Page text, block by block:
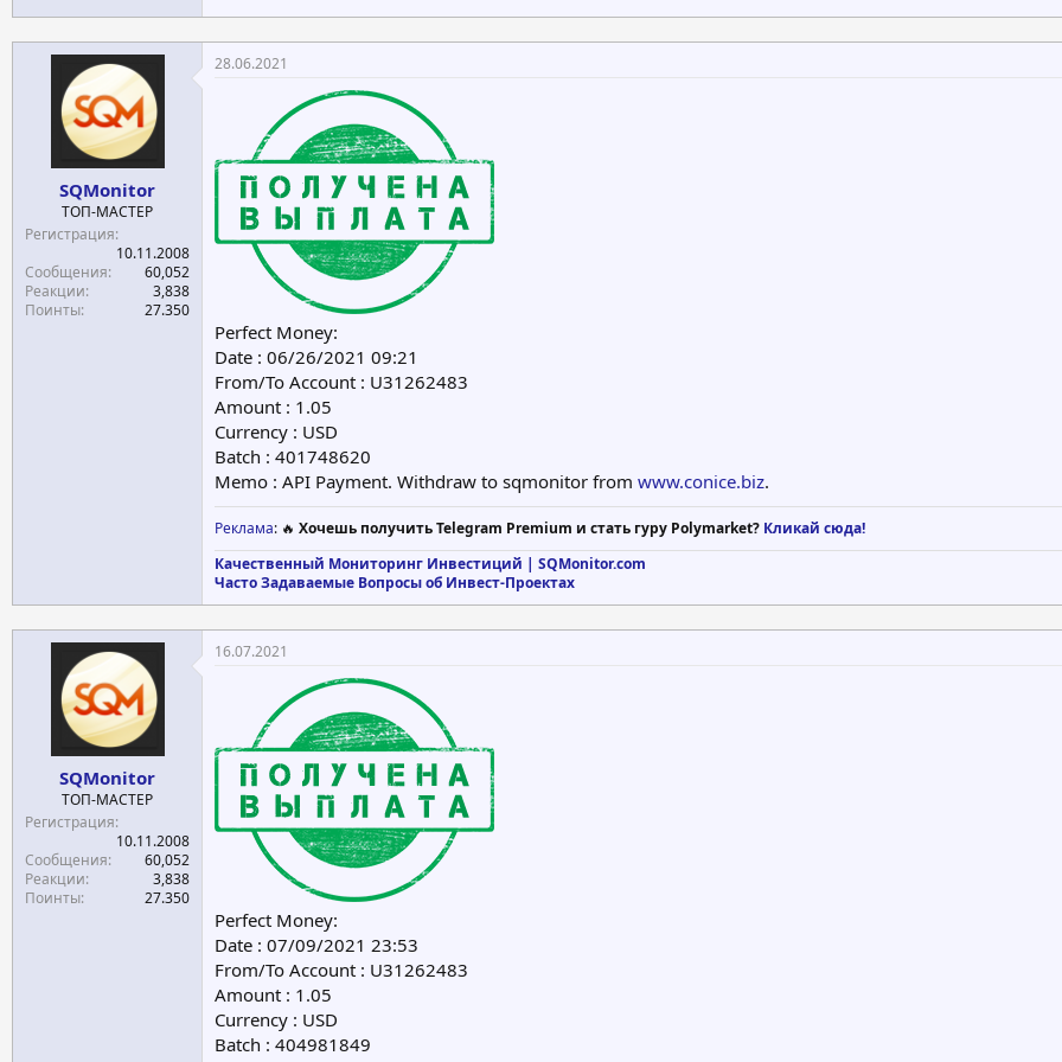
SQMonitor
ТОП-МАСТЕР
Регистрация
10.11.2008
Сообщения
60,052
Реакции
3,838
Поинты
27.350
28.06.2021
Perfect Money:
Date : 06/26/2021 09:21
From/To Account : U31262483
Amount : 1.05
Currency : USD
Batch : 401748620
Memo : API Payment. Withdraw to sqmonitor from www.conice.biz.
Реклама: 🔥 Хочешь получить Telegram Premium и стать гуру Polymarket? Кликай сюда!
Качественный Мониторинг Инвестиций | SQMonitor.com
Часто Задаваемые Вопросы об Инвест-Проектах
SQMonitor
ТОП-МАСТЕР
Регистрация
10.11.2008
Сообщения
60,052
Реакции
3,838
Поинты
27.350
16.07.2021
Perfect Money:
Date : 07/09/2021 23:53
From/To Account : U31262483
Amount : 1.05
Currency : USD
Batch : 404981849